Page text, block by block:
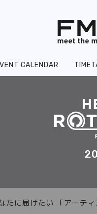
CALENDAR
に届けたい 「アーテ